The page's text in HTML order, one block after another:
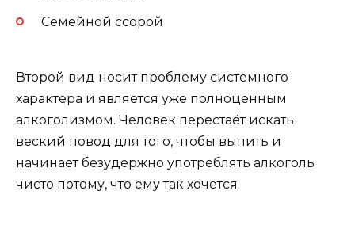
Семейной ссорой
Второй вид носит проблему системного
характера и является уже полноценным
алкоголизмом. Человек перестаёт искать
веский повод для того, чтобы выпить и
начинает безудержно употреблять алкоголь
чисто потому, что ему так хочется.